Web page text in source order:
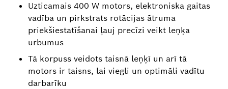
Uzticamais 400 W motors, elektroniska gaitas
vadība un pirkstrats rotācijas ātruma
priekšiestatīšanai ļauj precīzi veikt leņķa
urbumus
Tā korpuss veidots taisnā leņķī un arī tā
motors ir taisns, lai viegli un optimāli vadītu
darbarīku